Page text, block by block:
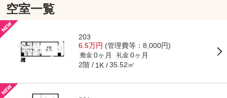
空室一覧
203
6.5万円 (管理費等：8,000円)
敷金 0ヶ月 礼金 0ヶ月
2階 1K 35.52㎡